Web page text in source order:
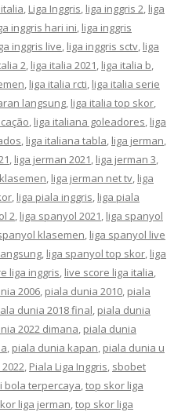
, Liga Inggris, liga inggris 2, liga
inggris hari ini, liga inggris
inggris live, liga inggris sctv, liga
2, liga italia 2021, liga italia b,
, liga italia rcti, liga italia serie
langsung, liga italia top skor,
, liga italiana goleadores, liga
, liga italiana tabla, liga jerman,
, liga jerman 2021, liga jerman 3,
, liga jerman net tv, liga
, liga piala inggris, liga piala
2, liga spanyol 2021, liga spanyol
klasemen, liga spanyol live
, liga spanyol top skor, liga
liga inggris, live score liga italia,
2006, piala dunia 2010, piala
dunia 2018 final, piala dunia
2022 dimana, piala dunia
, piala dunia kapan, piala dunia u
, Piala Liga Inggris, sbobet
bola terpercaya,top skor liga
liga jerman,top skor liga